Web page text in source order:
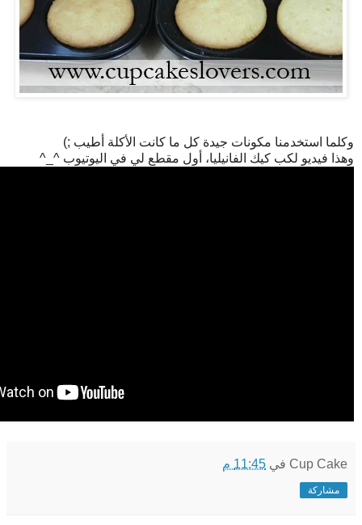
وكلما استخدمنا مكونات جيدة كل ما كانت الأكلة أطيب ;)
وهذا فيديو لكب كيك الفانيليا، أول مقطع لي في اليوتيوب ^_^
Cup Cake في 11:45 م
مشاركة